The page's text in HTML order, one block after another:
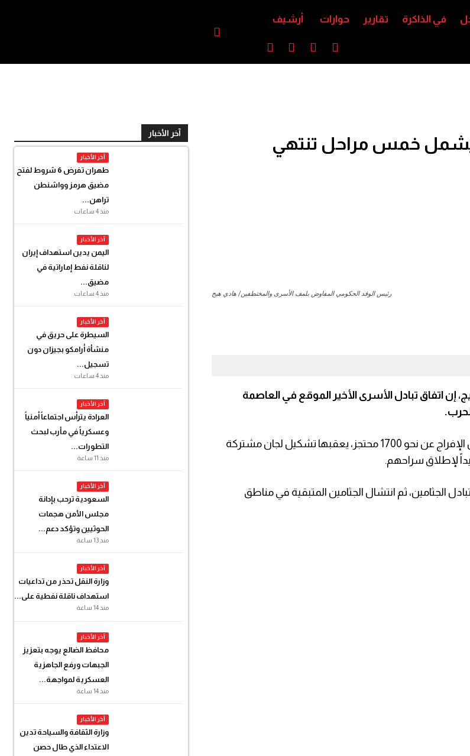
في الذاكرة تقارير حوارات أرشيف
آخر الأخبار
آخر الأخبار
طهران تفرض 6 شروط لفتح
مضيق هرمز وواشنطن
تراهن...
منذ 4 ساعات
آخر الأخبار
اليمن يدين استهداف إيران
لناقلة نفط إماراتية في
مضيق...
منذ 4 ساعات
آخر الأخبار
السيطرة على حريق في
منشأة أرامكو بجيزان دون
تسجيل...
منذ 4 ساعات
آخر الأخبار
العرادة يترأس اجتماعاً أمنياً
وعسكرياً في مأرب لبحث
التطورات...
منذ 11 ساعة
آخر الأخبار
السعودية ترحب بإدانة
مجلس الأمن هجمات
الحوثيين وتؤكد دعم...
منذ 13 ساعة
آخر الأخبار
وزارة النقل تحذر من تداعيات
استهداف ناقلة نفطية على...
منذ 14 ساعة
آخر الأخبار
محافظ الضالع يوجه بتعزيز
الجبهات ورفع الجاهزية
العسكرية لمواجهة...
منذ 14 ساعة
آخر الأخبار
وزارة الثقافة والسياحة تدين
الاعتداء الذي طال حصن
يشمل خمس مراحل تنتهي
رئيس الوفد الحكومي المفاوض بلمف الأسرى والمختطفين/ هادي هيج
اتفاق تبادل الأسرى الأخير الموقع في العاصمة
وأوضح هيج، في مقابلة مع قناة “سبأ”، أن المرحلة الأولى من الاتفاق تشمل الإفراج عن نحو 1700 محتجز، يعقبها تشكيل لجان مشتركة
لإطلاق سراحهم.
الجثامين، ثم انتشال الجثامين المتبقية في مناطق